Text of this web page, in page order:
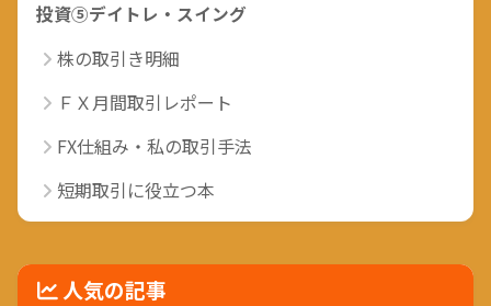
投資⑤デイトレ・スイング
株の取引き明細
ＦＸ月間取引レポート
FX仕組み・私の取引手法
短期取引に役立つ本
人気の記事